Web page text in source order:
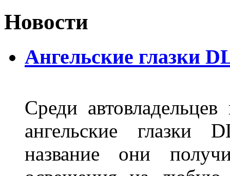
Новости
Ангельские глазки
Среди
ангельские глазки
название они